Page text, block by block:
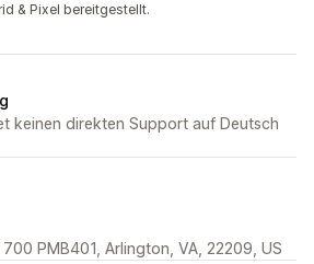
& Pixel bereitgestellt.
keinen direkten Support auf Deutsch
PMB401, Arlington, VA, 22209, US